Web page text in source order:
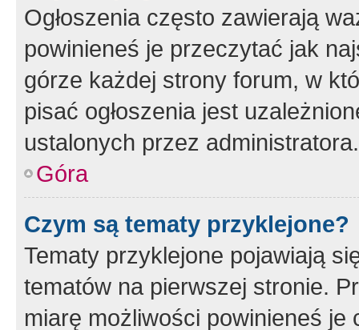
Ogłoszenia często zawierają
powinieneś je przeczytać jak
górze każdej strony forum, w
pisać ogłoszenia jest
ustalonych przez administratora.
Góra
Czym są tematy przyklejone?
Tematy przyklejone pojawiają
tematów na pierwszej stronie.
miarę możliwości powinieneś je